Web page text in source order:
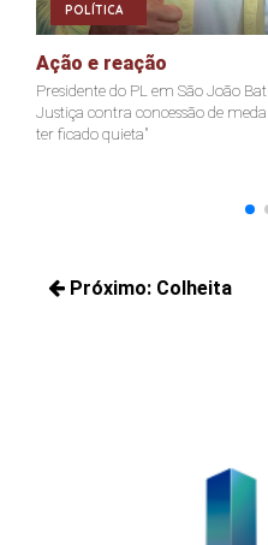
POLÍTICA
Ação e reação
Presidente do PL em São João
Justiça contra concessão de
ter ficado quieta"
Navegação
Próximo: Colheita